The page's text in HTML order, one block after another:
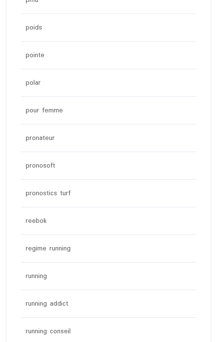
poids
pointe
polar
pour femme
pronateur
pronosoft
pronostics turf
reebok
regime running
running
running addict
running conseil